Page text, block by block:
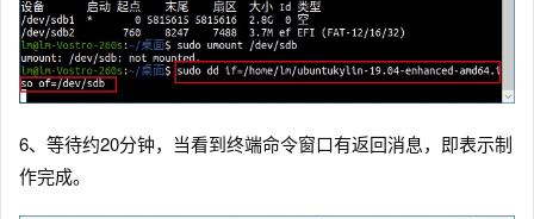
6、等待约20分钟，当看到终端命令窗口有返回消息，即表示制
作完成。